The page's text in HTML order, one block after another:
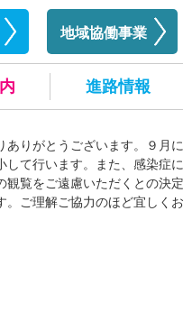
地域協働事業
進路情報
りがとうございます。９月
て行います。また、感染症
覧をご遠慮いただくとの決
。ご理解ご協力のほど宜しく